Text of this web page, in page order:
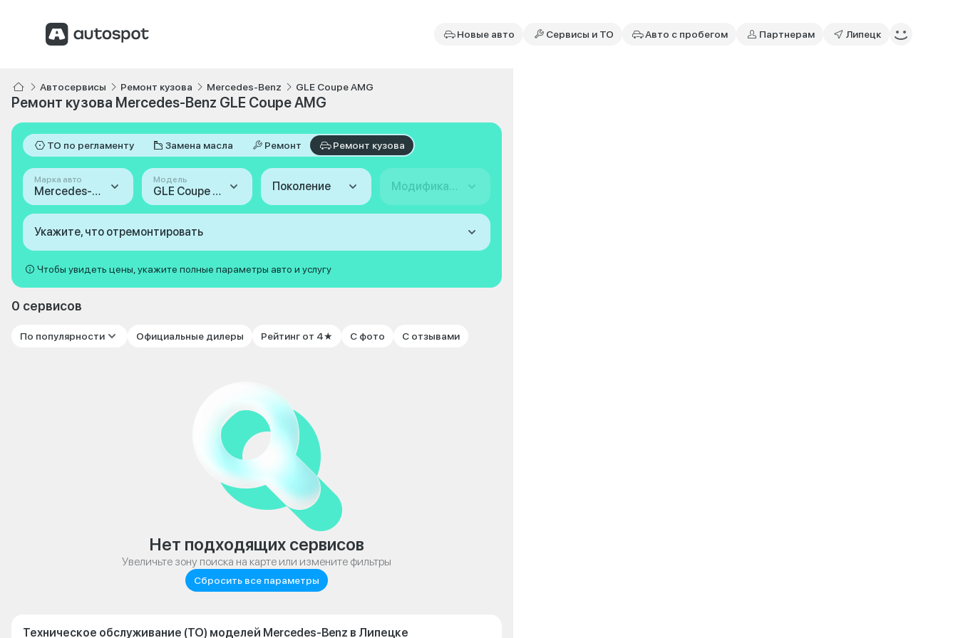
Новые авто Сервисы и ТО Авто с пробегом Партнерам Липецк
Автосервисы Ремонт кузова Mercedes-Benz GLE Coupe AMG
Ремонт кузова Mercedes-Benz GLE Coupe AMG
ТО по регламенту Замена масла Ремонт Ремонт кузова
Марка авто
Mercedes-Benz
Модель
GLE Coupe AMG Поколение Модификация
Укажите, что отремонтировать
Чтобы увидеть цены, укажите полные параметры авто и услугу
0 сервисов
По популярности Официальные дилеры Рейтинг от 4★ С фото С отзывами
Нет подходящих сервисов
Увеличьте зону поиска на карте или измените фильтры
Сбросить все параметры
Техническое обслуживание (ТО) моделей Mercedes-Benz в Липецке